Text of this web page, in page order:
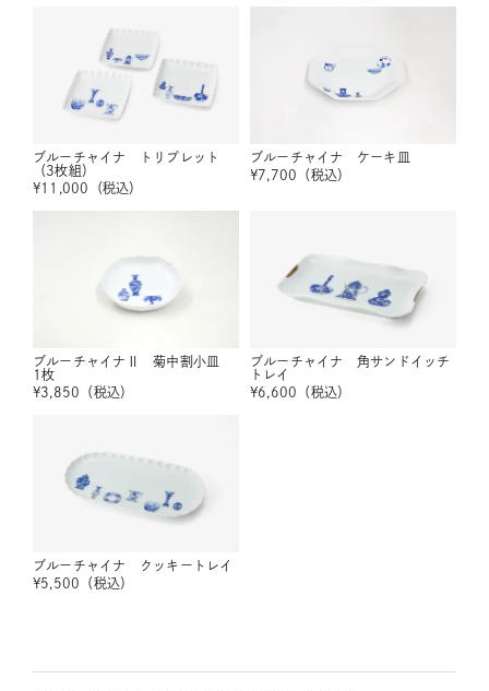
ブルーチャイナ トリプレット
（3枚組）
¥11,000 （税込）
ブルーチャイナ ケーキ皿
¥7,700 （税込）
ブルーチャイナⅡ 菊中割小皿
1枚
¥3,850 （税込）
ブルーチャイナ 角サンドイッチ
トレイ
¥6,600 （税込）
ブルーチャイナ クッキートレイ
¥5,500 （税込）